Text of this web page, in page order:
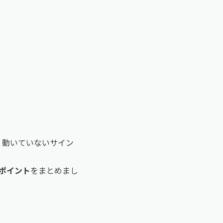
いていないサイン
イントをまとめまし